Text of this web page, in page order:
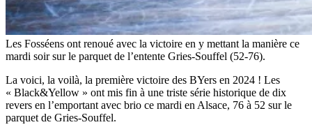
Les Fosséens ont renoué avec la victoire en y mettant la manière ce
mardi soir sur le parquet de l’entente Gries-Souffel (52-76).
La voici, la voilà, la première victoire des BYers en 2024 ! Les
« Black&Yellow » ont mis fin à une triste série historique de dix
revers en l’emportant avec brio ce mardi en Alsace, 76 à 52 sur le
parquet de Gries-Souffel.